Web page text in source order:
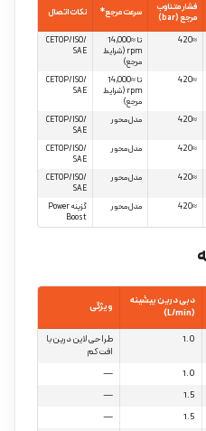
فشار متناوب
مرجع (bar)
سرعت مرجع* نکات اتصال
≈420
تا ≈14,000
rpm (شرایط
مرجع)
CETOP/ISO/
SAE
≈420
تا ≈14,000
rpm (شرایط
مرجع)
CETOP/ISO/
SAE
≈420 مدل‌محور
CETOP/ISO/
SAE
≈420 مدل‌محور
CETOP/ISO/
SAE
≈420 مدل‌محور
CETOP/ISO/
SAE
≈420 مدل‌محور
گزینه Power
Boost
دبی درین بیشینه
(L/min)
ویژگی
1.0
طراحی لاین درین با
افت کم
1.0
—
1.5
—
1.5
—